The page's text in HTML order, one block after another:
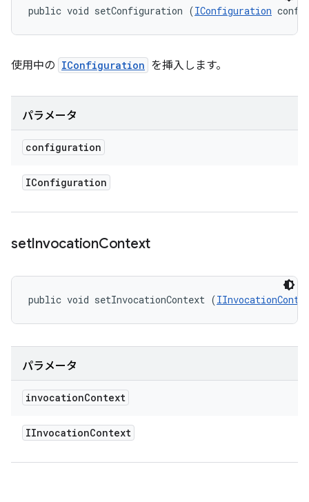
public void setConfiguration (IConfiguration
使用中の IConfiguration を挿入します。
パラメータ
configuration
IConfiguration
setInvocationContext
public void setInvocationContext (
パラメータ
invocationContext
IInvocationContext